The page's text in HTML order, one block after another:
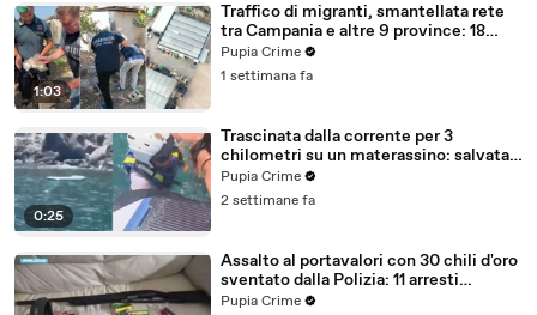
1:03
Traffico di migranti, smantellata rete
tra Campania e altre 9 province: 18
arresti (27.07.26)
Pupia Crime
1 settimana fa
0:25
Trascinata dalla corrente per 3
chilometri su un materassino: salvata
dalla Polizia (25.07.26)
Pupia Crime
2 settimane fa
Assalto al portavalori con 30 chili d'oro
sventato dalla Polizia: 11 arresti
(25.07.26)
Pupia Crime